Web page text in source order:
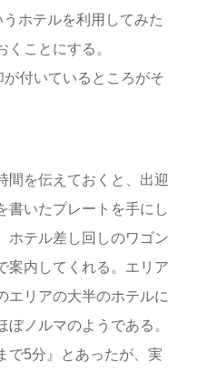
うホテルを利用してみた
ことにする。
付いているところがそ
間を伝えておくと、出迎
書いたプレートを手にし
ホテル差し回しのワゴン
案内してくれる。エリア
エリアの大半のホテルに
ノルマのようである。
で5分』とあったが、実